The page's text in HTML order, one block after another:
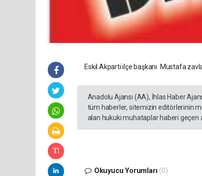
Eskil Akparti ilçe başkanı Mustafa
Anadolu Ajansı (AA), İhlas Haber
tüm haberler, sitemizin editörlerinin
alan hukuki muhataplar haberi geçen
Okuyucu Yorumları (0)